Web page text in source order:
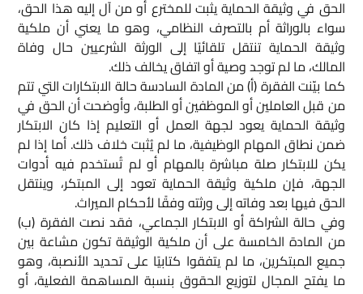
الحق في وثيقة الحماية يثبت للمخترع أو من آل إليه هذا الحق،
سواء بالوراثة أم بالتصرف النظامي، وهو ما يعني أن ملكية
وثيقة الحماية تنتقل تلقائيًا إلى الورثة الشرعيين حال وفاة
المالك، ما لم توجد وصية أو اتفاق يخالف ذلك.
كما بيّنت الفقرة (أ) من المادة السادسة حالة الابتكارات التي تتم
من قبل العاملين أو الموظفين أو الطلبة، وأوضحت أن الحق في
وثيقة الحماية يعود لجهة العمل أو التعليم إذا كان الابتكار
ضمن نطاق المهام الوظيفية، ما لم يُثبت خلاف ذلك. أما إذا لم
يكن للابتكار صلة مباشرة بالمهام أو لم تُستخدم فيه أدوات
الجهة، فإن ملكية وثيقة الحماية تعود إلى المبتكر، وينتقل
الحق فيها بعد وفاته إلى ورثته وفقًا لأحكام الميراث.
وفي حالة الشراكة أو الابتكار الجماعي، فقد نصت الفقرة (ب)
من المادة الخامسة على أن ملكية الوثيقة تكون مشاعة بين
جميع المبتكرين، ما لم يتفقوا كتابيًا على تحديد الأنصبة، وهو
ما يفتح المجال لتوزيع الحقوق بنسبة المساهمة الفعلية، أو